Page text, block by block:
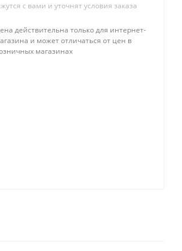
с вами и уточнят условия заказа
действительна только для интернет-
и может отличаться от цен в
магазинах